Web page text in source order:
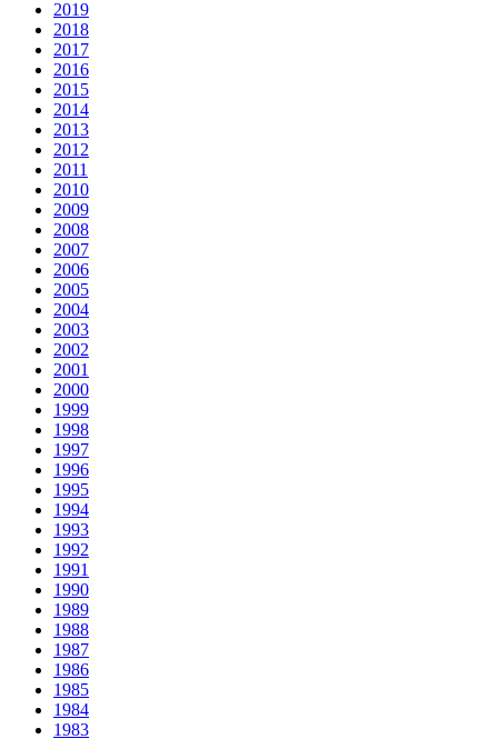
2019
2018
2017
2016
2015
2014
2013
2012
2011
2010
2009
2008
2007
2006
2005
2004
2003
2002
2001
2000
1999
1998
1997
1996
1995
1994
1993
1992
1991
1990
1989
1988
1987
1986
1985
1984
1983